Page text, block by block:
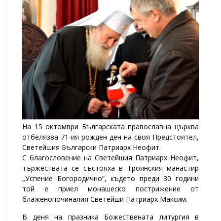
На 15 октомври Българската православна църква
отбелязва 71-ия рожден ден на своя Предстоятел,
Светейшия Български Патриарх Неофит.
С благословение на Светейшия Патриарх Неофит,
тържествата се състояха в Троянския манастир
„Успение Богородично“, където преди 30 години
той е приел монашеско пострижение от
блаженопочиналия Светейши Патриарх Максим.
В деня на празника Божествената литургия в